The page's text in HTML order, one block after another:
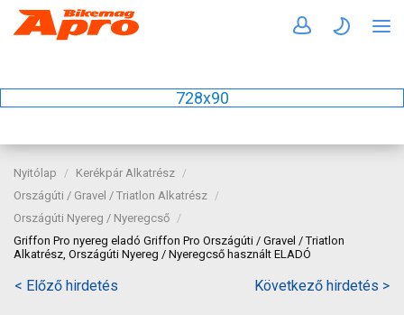
728x90
Nyitólap
Kerékpár Alkatrész
Országúti / Gravel / Triatlon Alkatrész
Országúti Nyereg / Nyeregcső
Griffon Pro nyereg eladó Griffon Pro Országúti / Gravel / Triatlon
Alkatrész, Országúti Nyereg / Nyeregcső használt ELADÓ
< Előző hirdetés Következő hirdetés >